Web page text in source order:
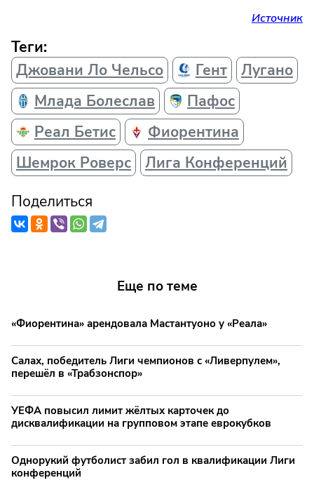
Источник
Теги:
Джовани Ло Чельсо
Гент
Лугано
Млада Болеслав
Пафос
Реал Бетис
Фиорентина
Шемрок Роверс
Лига Конференций
Поделиться
Еще по теме
«Фиорентина» арендовала Мастантуоно у «Реала»
Салах, победитель Лиги чемпионов с «Ливерпулем»,
перешёл в «Трабзонспор»
УЕФА повысил лимит жёлтых карточек до
дисквалификации на групповом этапе еврокубков
Однорукий футболист забил гол в квалификации Лиги
конференций